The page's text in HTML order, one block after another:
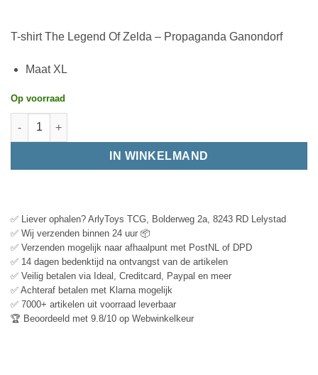
T-shirt The Legend Of Zelda – Propaganda Ganondorf
Maat XL
Op voorraad
IN WINKELMAND
✅ Liever ophalen? ArlyToys TCG, Bolderweg 2a, 8243 RD Lelystad
✅ Wij verzenden binnen 24 uur 📦
✅ Verzenden mogelijk naar afhaalpunt met PostNL of DPD
✅ 14 dagen bedenktijd na ontvangst van de artikelen
✅ Veilig betalen via Ideal, Creditcard, Paypal en meer
✅ Achteraf betalen met Klarna mogelijk
✅ 7000+ artikelen uit voorraad leverbaar
🏆 Beoordeeld met 9.8/10 op Webwinkelkeur